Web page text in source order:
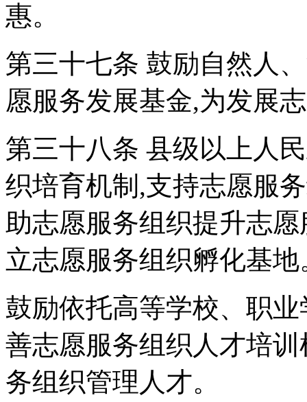
惠。
第三十七条 鼓励自然人
愿服务发展基金,为发展
第三十八条 县级以上人
织培育机制,支持志愿服
助志愿服务组织提升志
立志愿服务组织孵化基地
鼓励依托高等学校、职
善志愿服务组织人才培
务组织管理人才。